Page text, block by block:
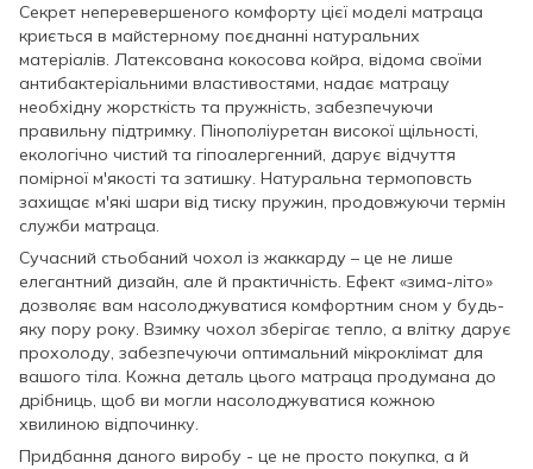
Секрет неперевершеного комфорту цієї моделі матраца
криється в майстерному поєднанні натуральних
матеріалів. Латексована кокосова койра, відома своїми
антибактеріальними властивостями, надає матрацу
необхідну жорсткість та пружність, забезпечуючи
правильну підтримку. Пінополіуретан високої щільності,
екологічно чистий та гіпоалергенний, дарує відчуття
помірної м'якості та затишку. Натуральна термоповсть
захищає м'які шари від тиску пружин, продовжуючи термін
служби матраца.
Сучасний стьобаний чохол із жаккарду – це не лише
елегантний дизайн, але й практичність. Ефект «зима-літо»
дозволяє вам насолоджуватися комфортним сном у будь-
яку пору року. Взимку чохол зберігає тепло, а влітку дарує
прохолоду, забезпечуючи оптимальний мікроклімат для
вашого тіла. Кожна деталь цього матраца продумана до
дрібниць, щоб ви могли насолоджуватися кожною
хвилиною відпочинку.
Придбання даного виробу - це не просто покупка, а й